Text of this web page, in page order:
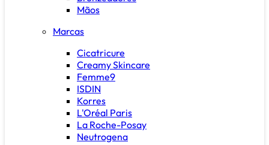
Mãos
Marcas
Cicatricure
Creamy Skincare
Femme9
ISDIN
Korres
L'Oréal Paris
La Roche-Posay
Neutrogena